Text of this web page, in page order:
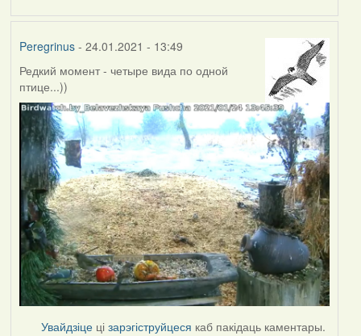
Peregrinus- 24.01.2021 - 13:49
Редкий момент - четыре вида по одной
птице...))
Увайдзіце цізарэгіструйцеся каб пакідаць каментары.